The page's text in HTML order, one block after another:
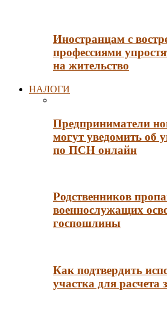
Иностранцам с
профессиями
на жительство
НАЛОГИ
Предприниматели
могут уведомить об
по ПСН онлайн
Родственников
военнослужащих
госпошлины
Как подтвердить
участка для расчета